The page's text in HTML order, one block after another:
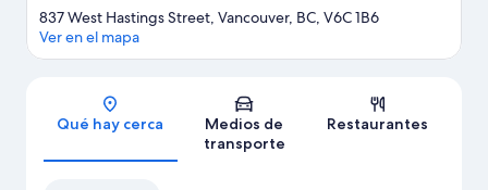
Sección del mapa
837 West Hastings Street, Vancouver, BC, V6C 1B6
Ver en el mapa
Qué hay cerca
Medios de
transporte
Restaurantes